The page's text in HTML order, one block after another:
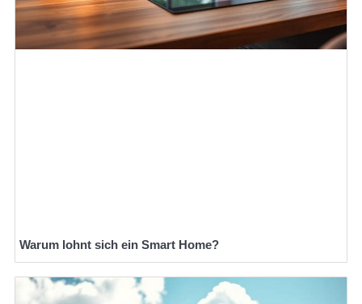
Warum lohnt sich ein Smart Home?